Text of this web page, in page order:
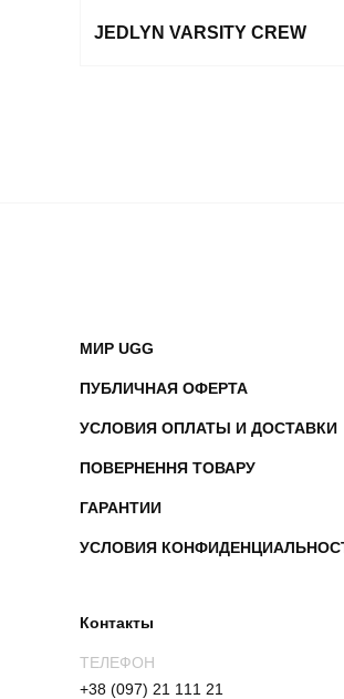
JEDLYN VARSITY CREW
МИР UGG
ПУБЛИЧНАЯ ОФЕРТА
УСЛОВИЯ ОПЛАТЫ И ДОСТАВКИ
ПОВЕРНЕННЯ ТОВАРУ
ГАРАНТИИ
УСЛОВИЯ
Контакты
ТЕЛЕФОН
+38 (097) 21 111 21